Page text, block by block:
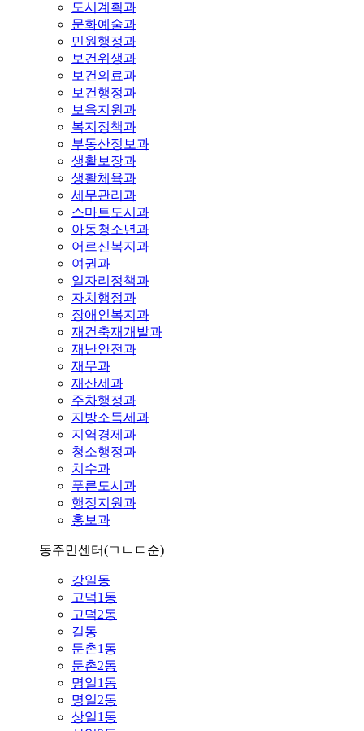
도시계획과
문화예술과
민원행정과
보건위생과
보건의료과
보건행정과
보육지원과
복지정책과
부동산정보과
생활보장과
생활체육과
세무관리과
스마트도시과
아동청소년과
어르신복지과
여권과
일자리정책과
자치행정과
장애인복지과
재건축재개발과
재난안전과
재무과
재산세과
주차행정과
지방소득세과
지역경제과
청소행정과
치수과
푸른도시과
행정지원과
홍보과
동주민센터(ㄱㄴㄷ순)
강일동
고덕1동
고덕2동
길동
둔촌1동
둔촌2동
명일1동
명일2동
상일1동